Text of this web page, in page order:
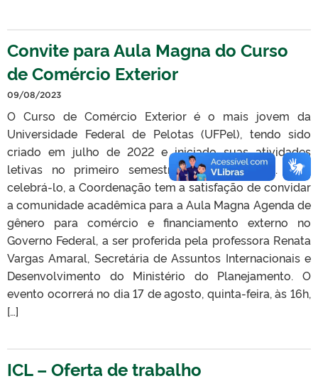
Convite para Aula Magna do Curso
de Comércio Exterior
09/08/2023
O Curso de Comércio Exterior é o mais jovem da
Universidade Federal de Pelotas (UFPel), tendo sido
criado em julho de 2022 e iniciado suas atividades
letivas no primeiro semestre letivo de 2023. Para
celebrá-lo, a Coordenação tem a satisfação de convidar
a comunidade acadêmica para a Aula Magna Agenda de
gênero para comércio e financiamento externo no
Governo Federal, a ser proferida pela professora Renata
Vargas Amaral, Secretária de Assuntos Internacionais e
Desenvolvimento do Ministério do Planejamento. O
evento ocorrerá no dia 17 de agosto, quinta-feira, às 16h,
[…]
ICL – Oferta de trabalho